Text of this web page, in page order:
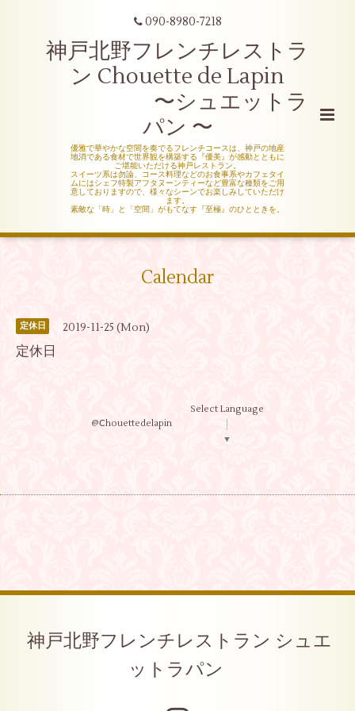
090-8980-7218
神戸北野フレンチレストラ
ン Chouette de Lapin
〜シュエットラ
パン 〜
優雅で華やかな空間を奏でるフレンチコースは、神戸の地産
地消である食材で世界観を構築する『優美』が感動とともに
ご堪能いただける神戸レストラン。
スイーツ系は勿論、コース料理などのお食事系やカフェタイ
ムにはシェフ特製アフタヌーンティーなど豊富な種類をご用
意しておりますので、様々なシーンでお楽しみしていただけ
ます。
素敵な「時」と「空間」がもてなす『至極』のひとときを。
Calendar
定休日 2019-11-25 (Mon)
定休日
@Ⅽhouettedelapin
Select Language
▼
神戸北野フレンチレストラン シュエ
ットラパン